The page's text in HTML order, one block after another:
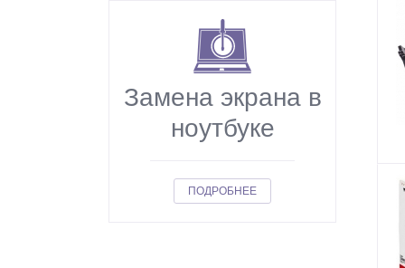
Замена экрана в
ноутбуке
ПОДРОБНЕЕ